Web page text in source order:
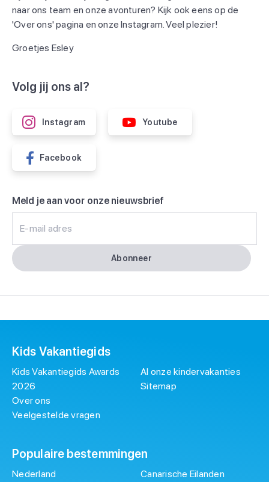
naar ons team en onze avonturen? Kijk ook eens op de
'Over ons' pagina en onze Instagram. Veel plezier!
Groetjes Esley
Volg jij ons al?
Instagram Youtube
Facebook
Meld je aan voor onze nieuwsbrief
E-mail adres
Abonneer
Kids Vakantiegids
Kids Vakantiegids Awards
2026
Over ons
Veelgestelde vragen
Al onze kindervakanties
Sitemap
Populaire bestemmingen
Nederland
Canarische Eilanden